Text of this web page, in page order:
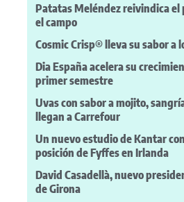
Patatas Meléndez reivindica el
el campo
Cosmic Crisp® lleva su sabor a
Dia España acelera su
primer semestre
Uvas con sabor a mojito,
llegan a Carrefour
Un nuevo estudio de Kantar
posición de Fyffes en Irlanda
David Casadellà, nuevo
de Girona